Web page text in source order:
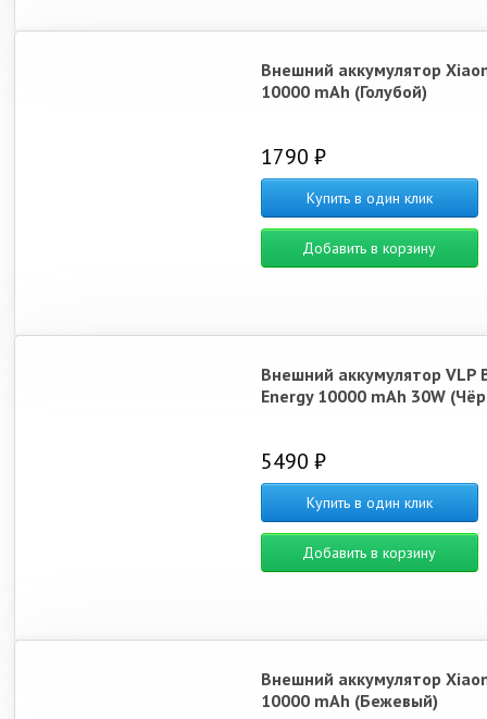
Внешний аккумулятор
10000 mAh (Голубой)
1790 ₽
Купить в один клик
Добавить в корзину
Внешний аккумулятор VLP
Energy 10000 mAh 30W
5490 ₽
Купить в один клик
Добавить в корзину
Внешний аккумулятор
10000 mAh (Бежевый)